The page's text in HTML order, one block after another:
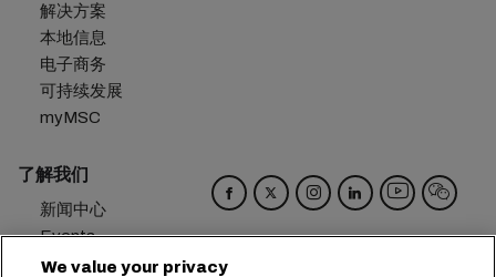
解决方案
本地信息
电子商务
可持续发展
myMSC
了解我们
新闻中心
Events
Blog
We value your privacy